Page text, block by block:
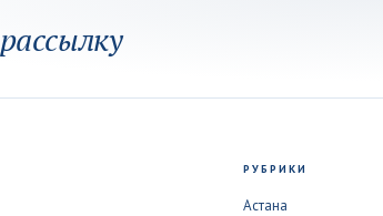
рассылку
РУБРИКИ
Астана